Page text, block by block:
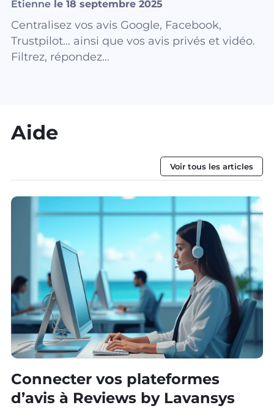
Etienne le 18 septembre 2025
Centralisez vos avis Google, Facebook,
Trustpilot… ainsi que vos avis privés et vidéo.
Filtrez, répondez...
Aide
Voir tous les articles
Connecter vos plateformes
d’avis à Reviews by Lavansys